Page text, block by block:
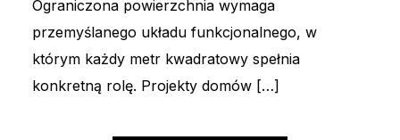
Ograniczona powierzchnia wymaga
przemyślanego układu funkcjonalnego, w
którym każdy metr kwadratowy spełnia
konkretną rolę. Projekty domów […]